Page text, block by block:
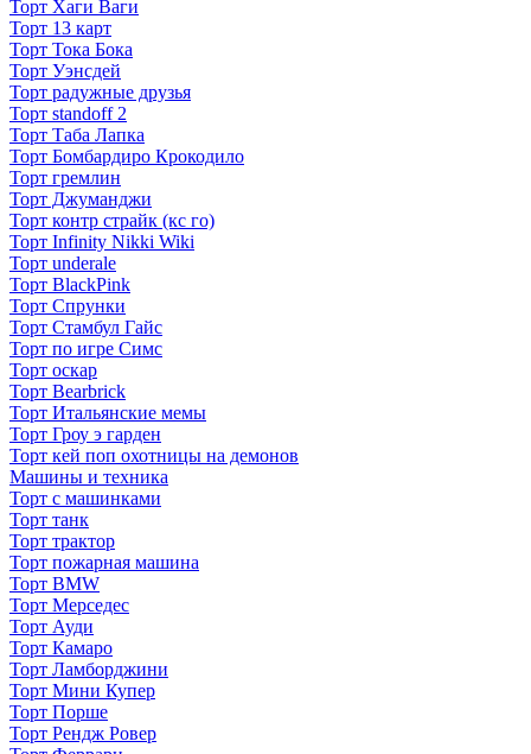
Торт Хаги Ваги
Торт 13 карт
Торт Тока Бока
Торт Уэнсдей
Торт радужные друзья
Торт standoff 2
Торт Таба Лапка
Торт Бомбардиро Крокодило
Торт гремлин
Торт Джуманджи
Торт контр страйк (кс го)
Торт Infinity Nikki Wiki
Торт underale
Торт BlackPink
Торт Спрунки
Торт Стамбул Гайс
Торт по игре Симс
Торт оскар
Торт Bearbrick
Торт Итальянские мемы
Торт Гроу э гарден
Торт кей поп охотницы на демонов
Машины и техника
Торт с машинками
Торт танк
Торт трактор
Торт пожарная машина
Торт BMW
Торт Мерседес
Торт Ауди
Торт Камаро
Торт Ламборджини
Торт Мини Купер
Торт Порше
Торт Рендж Ровер